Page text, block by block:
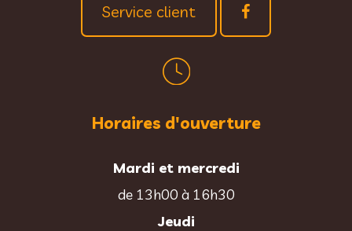
Service client
Horaires d'ouverture
Mardi et mercredi
de 13h00 à 16h30
Jeudi